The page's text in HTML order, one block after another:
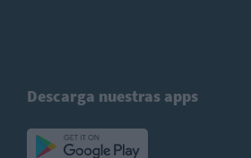
Descarga nuestras apps